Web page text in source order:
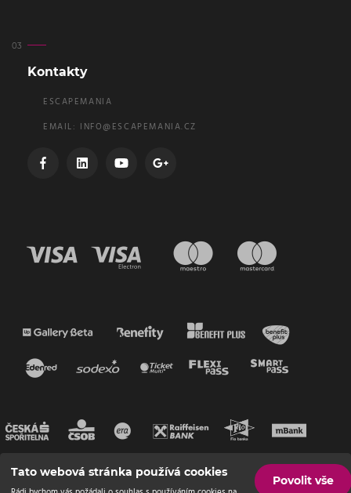
Kontakty
ESCAPEMANIA
EMAIL: INFO@ESCAPEMANIA.CZ
Tato webová stránka používá cookies
Povolit vše